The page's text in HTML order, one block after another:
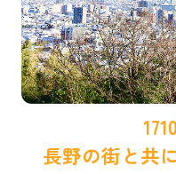
長野の街と共